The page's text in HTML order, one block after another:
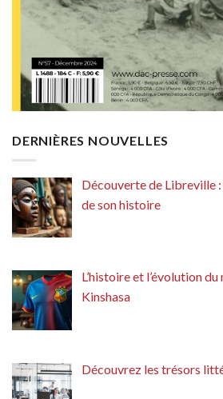
DERNIÈRES NOUVELLES
Découverte de Libreville
de son histoire
L’histoire et l’évolution
Kinshasa
Découvrez les trésors